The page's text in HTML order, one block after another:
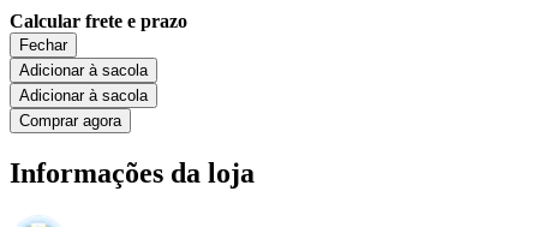
Calcular frete e prazo
Fechar
Adicionar à sacola
Adicionar à sacola
Comprar agora
Informações da loja